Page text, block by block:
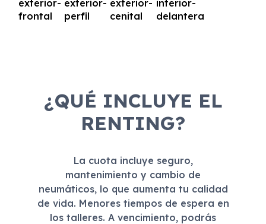
¿QUÉ INCLUYE EL
RENTING?
La cuota incluye seguro,
mantenimiento y cambio de
neumáticos, lo que aumenta tu calidad
de vida. Menores tiempos de espera en
los talleres. A vencimiento, podrás